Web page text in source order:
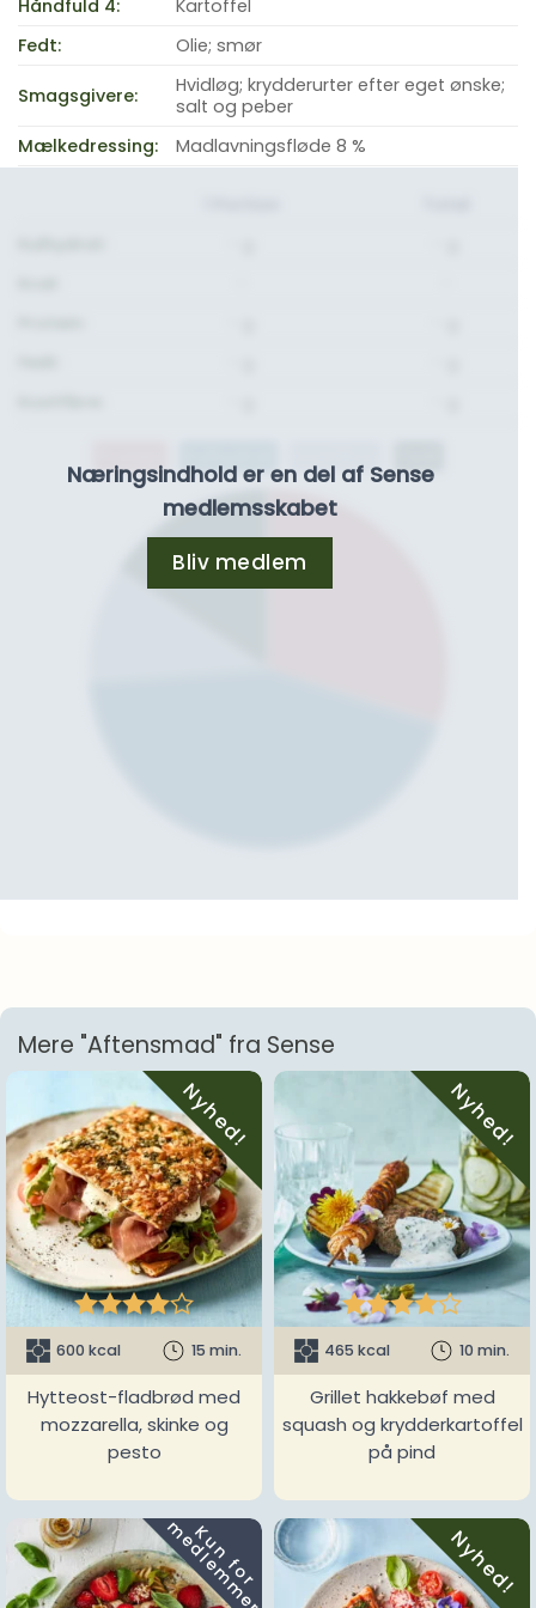
Håndfuld 4:
Kartoffel
Fedt:
Olie; smør
Smagsgivere:
Hvidløg; krydderurter efter eget ønske;
salt og peber
Mælkedressing:
Madlavningsfløde 8 %
Næringsindhold er en del af Sense
medlemsskabet
Bliv medlem
Mere "Aftensmad" fra Sense
Nyhed!

600 kcal 15 min.
Hytteost-fladbrød med
mozzarella, skinke og
pesto
Nyhed!

465 kcal 10 min.
Grillet hakkebøf med
squash og krydderkartoffel
på pind
K
u
n
f
o
r
m
e
d
l
e
m
m
e
r Nyhed!